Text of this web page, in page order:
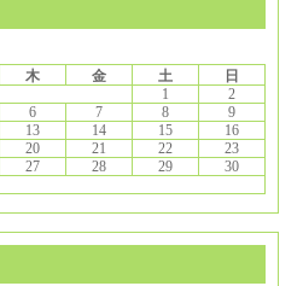
木 金 土
日
1
2
6 7 8
9
13 14 15
16
20 21 22
23
27 28 29
30